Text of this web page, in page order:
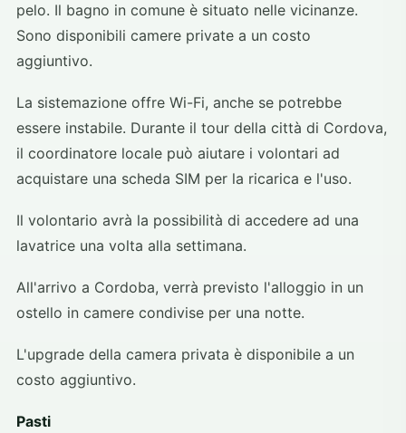
pelo. Il bagno in comune è situato nelle vicinanze.
Sono disponibili camere private a un costo
aggiuntivo.
La sistemazione offre Wi-Fi, anche se potrebbe
essere instabile. Durante il tour della città di Cordova,
il coordinatore locale può aiutare i volontari ad
acquistare una scheda SIM per la ricarica e l'uso.
Il volontario avrà la possibilità di accedere ad una
lavatrice una volta alla settimana.
All'arrivo a Cordoba, verrà previsto l'alloggio in un
ostello in camere condivise per una notte.
L'upgrade della camera privata è disponibile a un
costo aggiuntivo.
Pasti